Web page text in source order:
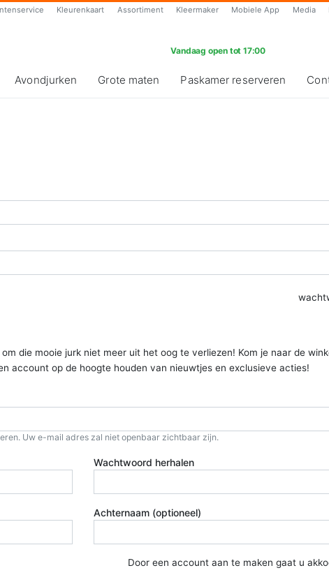
Kleurenkaart Assortiment Kleermaker Mobiele App Media
Vandaag open tot 17:00
Avondjurken Grote maten Paskamer reserveren
die mooie jurk niet meer uit het oog te verliezen! Kom je naar de
account op de hoogte houden van nieuwtjes en exclusieve acties!
Uw e-mail adres zal niet openbaar zichtbaar zijn.
Wachtwoord herhalen
Achternaam (optioneel)
Door een account aan te maken gaat u